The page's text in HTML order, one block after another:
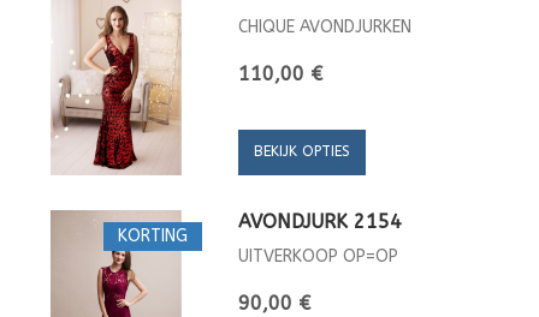
CHIQUE AVONDJURKEN
110,00 €
BEKIJK OPTIES
KORTING
AVONDJURK 2154
UITVERKOOP OP=OP
90,00 €